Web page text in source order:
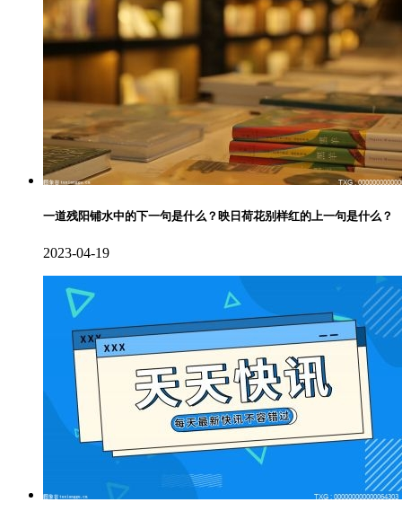
一道残阳铺水中的下一句是什么？映日荷花别样红的上一句是什么？
2023-04-19